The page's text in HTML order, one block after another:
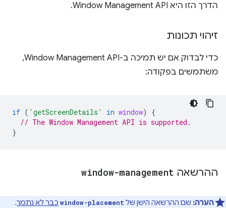
הדרך הזו היא Window Management API.
זיהוי תכונות
כדי לבדוק אם יש תמיכה ב-Window Management API,
משתמשים בפקודה:
if ( 'getScreenDetails' in window)
{
// The Window Management API is supported.
}
ההרשאה window-management
הערה: שם ההרשאה הישן שלwindow-placement כבר לא נתמך.